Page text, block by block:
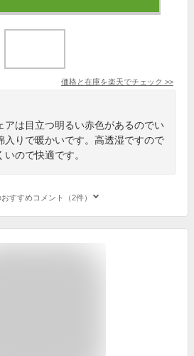
価格と在庫を楽天でチェック >>
アは目立つ明るい赤色があるのでい
入りで暖かいです。高透湿ですので
ので快適です。
すすめコメント（2件）